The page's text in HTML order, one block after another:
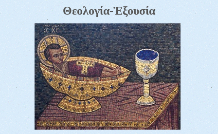
Θεολογία-Ἐξουσία